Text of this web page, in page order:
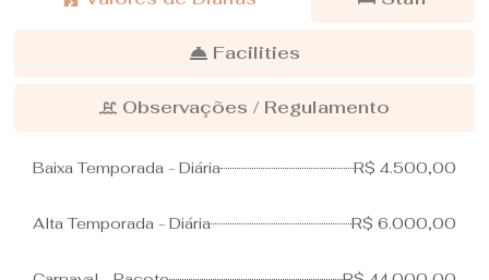
Facilities
Observações / Regulamento
Baixa Temporada - Diária R$ 4.500,00
Alta Temporada - Diária R$ 6.000,00